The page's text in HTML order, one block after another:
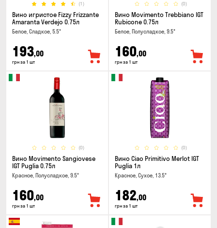
(1)
Вино игристое Fizzy Frizzante
Amaranta Verdejo 0.75л
Белое, Сладкое, 5.5°
193,00
грн за 1 шт
(0)
Вино Movimento Trebbiano IGT
Rubicone 0.75л
Белое, Полусладкое, 9.5°
160,00
грн за 1 шт
(0)
Вино Movimento Sangiovese
IGT Puglia 0.75л
Красное, Полусладкое, 9.5°
160,00
грн за 1 шт
(0)
Вино Ciao Primitivo Merlot IGT
Puglia 1л
Красное, Сухое, 13.5°
182,00
грн за 1 шт